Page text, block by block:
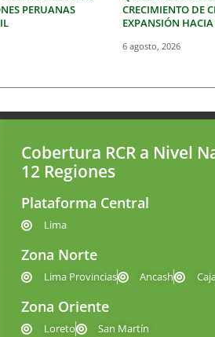
PERUANAS
CRECIMIENTO DE
EXPANSIÓN
6 agosto, 2026
Cobertura RCR a Nivel
12 Regiones
Plataforma Central
Lima
Zona Norte
Lima Provincias Ancash
Zona Oriente
Loreto San Martín